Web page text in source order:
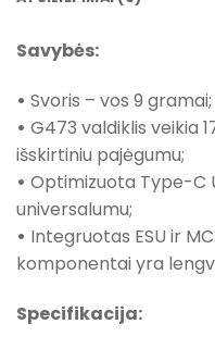
Savybės:
• Svoris – vos 9 gramai;
• G473 valdiklis veikia
išskirtiniu pajėgumu;
• Optimizuota Type-C
universalumu;
• Integruotas ESU ir
komponentai yra
Specifikacija: